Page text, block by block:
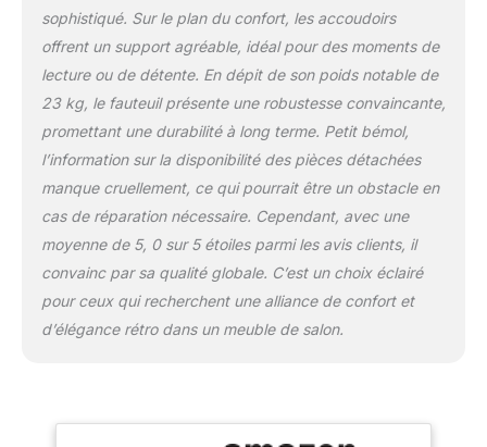
sophistiqué. Sur le plan du confort, les accoudoirs
offrent un support agréable, idéal pour des moments de
lecture ou de détente. En dépit de son poids notable de
23 kg, le fauteuil présente une robustesse convaincante,
promettant une durabilité à long terme. Petit bémol,
l’information sur la disponibilité des pièces détachées
manque cruellement, ce qui pourrait être un obstacle en
cas de réparation nécessaire. Cependant, avec une
moyenne de 5, 0 sur 5 étoiles parmi les avis clients, il
convainc par sa qualité globale. C’est un choix éclairé
pour ceux qui recherchent une alliance de confort et
d’élégance rétro dans un meuble de salon.